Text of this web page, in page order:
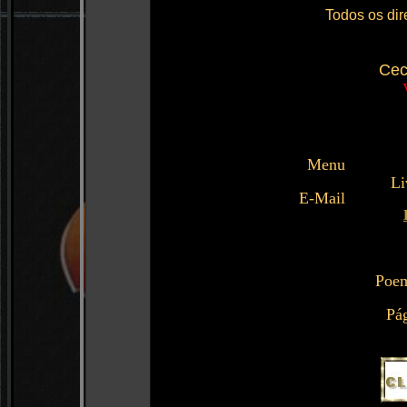
Todos os
Menu
E-Mail